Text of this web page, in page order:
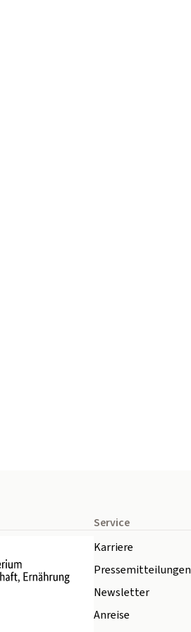
Service
Karriere
Pressemitteilungen
Newsletter
Anreise